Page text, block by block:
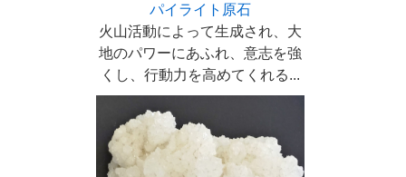
パイライト原石
火山活動によって生成され、大
地のパワーにあふれ、意志を強
くし、行動力を高めてくれる...